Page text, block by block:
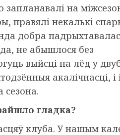
на
правялі некалькі
добра
не абышлося без
выйсці на лёд у
акалічнасці, і
сезона.
гладка?
клуба. У нашым